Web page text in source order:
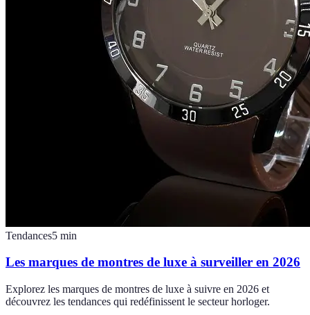
Tendances5 min
Les marques de montres de luxe à surveiller en 2026
Explorez les marques de montres de luxe à suivre en 2026 et
découvrez les tendances qui redéfinissent le secteur horloger.